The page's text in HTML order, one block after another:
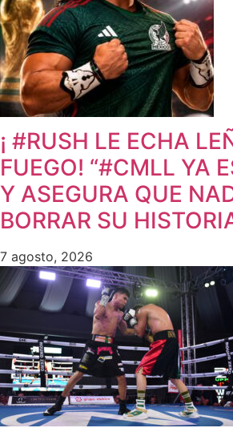
¡ #RUSH LE ECHA
FUEGO! “#CMLL YA
Y ASEGURA QUE
BORRAR SU
7 agosto, 2026